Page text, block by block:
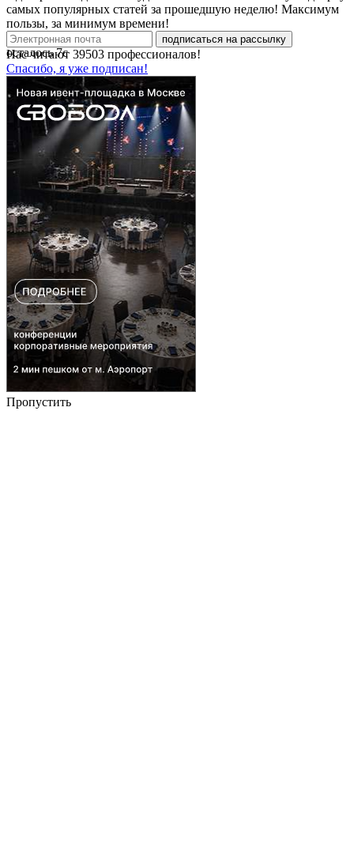
самых популярных статей за прошедшую неделю! Максимум
пользы, за минимум времени!
подписаться на рассылку
Нас читают 39503 профессионалов!
Спасибо, я уже подписан!
осталось7с
Пропустить